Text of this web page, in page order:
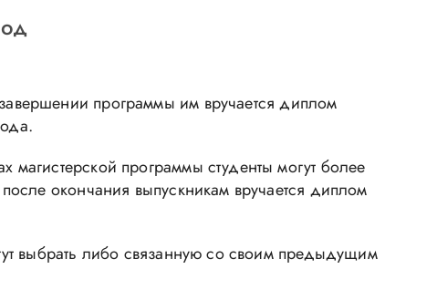
программы им вручается диплом
магистерской программы студенты могут более
окончания выпускникам вручается диплом
выбрать либо связанную со своим предыдущим